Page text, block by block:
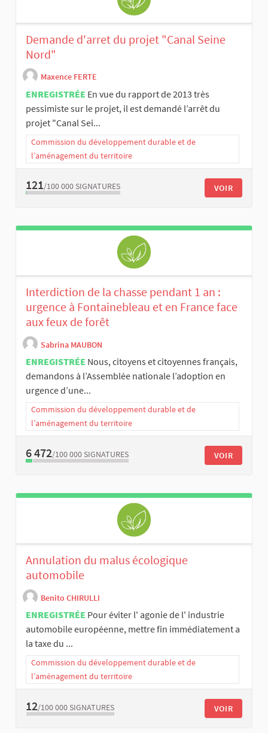
Demande d'arret du projet "Canal Seine
Nord"
Maxence FERTE
ENREGISTRÉE En vue du rapport de 2013 très
pessimiste sur le projet, il est demandé l’arrêt du
projet "Canal Sei...
Commission du développement durable et de
l’aménagement du territoire
121/100 000 SIGNATURES VOIR
Interdiction de la chasse pendant 1 an :
urgence à Fontainebleau et en France face
aux feux de forêt
Sabrina MAUBON
ENREGISTRÉE Nous, citoyens et citoyennes français,
demandons à l’Assemblée nationale l’adoption en
urgence d’une...
Commission du développement durable et de
l’aménagement du territoire
6 472/100 000 SIGNATURES VOIR
Annulation du malus écologique
automobile
Benito CHIRULLI
ENREGISTRÉE Pour éviter l' agonie de l' industrie
automobile européenne, mettre fin immédiatement a
la taxe du ...
Commission du développement durable et de
l’aménagement du territoire
12/100 000 SIGNATURES VOIR